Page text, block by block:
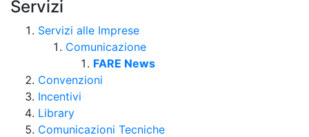
Servizi
Servizi alle Imprese
Comunicazione
FARE News
Convenzioni
Incentivi
Library
Comunicazioni Tecniche